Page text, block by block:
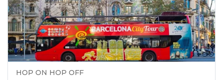
HOP ON HOP OFF